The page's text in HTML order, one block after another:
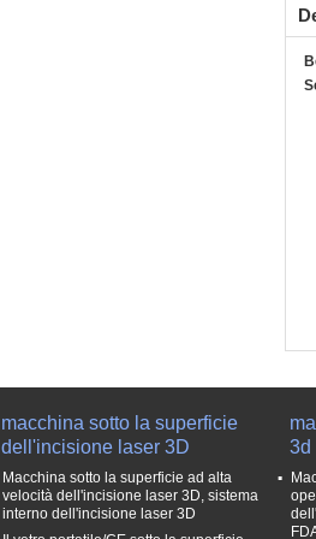
macchina sotto la superficie
dell'incisione laser 3D
Macchina sotto la superficie ad alta
velocità dell'incisione laser 3D, sistema
interno dell'incisione laser 3D
3d